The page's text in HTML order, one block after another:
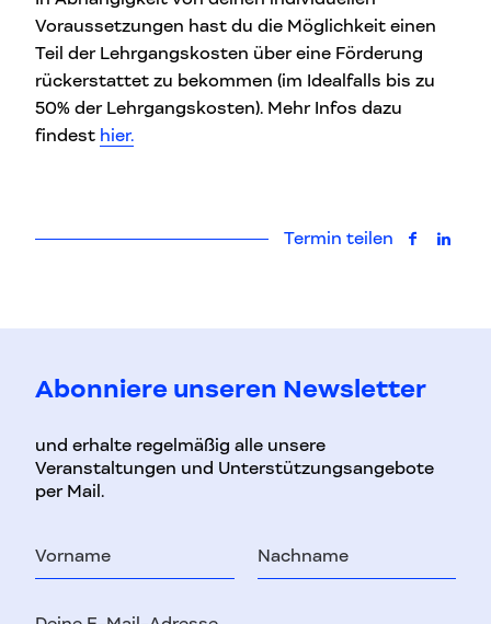
Voraussetzungen hast du die Möglichkeit einen
Teil der Lehrgangskosten über eine Förderung
rückerstattet zu bekommen (im Idealfalls bis zu
50% der Lehrgangskosten). Mehr Infos dazu
findest hier.
Termin teilen auf auf
Abonniere unseren Newsletter
und erhalte regelmäßig alle unsere
Veranstaltungen und Unterstützungsangebote
per Mail.
Nachname